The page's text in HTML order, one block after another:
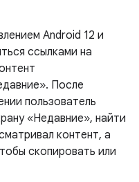
Android 12 и
ссылками на
После
пользователь
«Недавние», найти
контент, а
скопировать или